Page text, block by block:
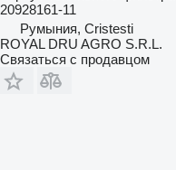
20928161-11
Румыния, Cristesti
ROYAL DRU AGRO S.R.L.
Связаться с продавцом